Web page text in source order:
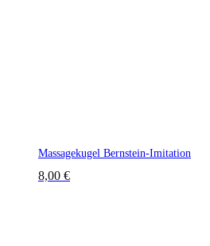
Massagekugel Bernstein-Imitation
8,00 €